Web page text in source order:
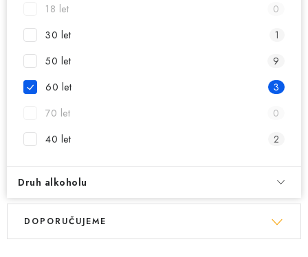
O nás Časté otázky
Zásady zpracování ochrany osobních údajů
Kontakty
18 let
0
30 let
1
50 let
9
60 let
3
70 let
0
40 let
2
Druh alkoholu
V
Ř
DOPORUČUJEME